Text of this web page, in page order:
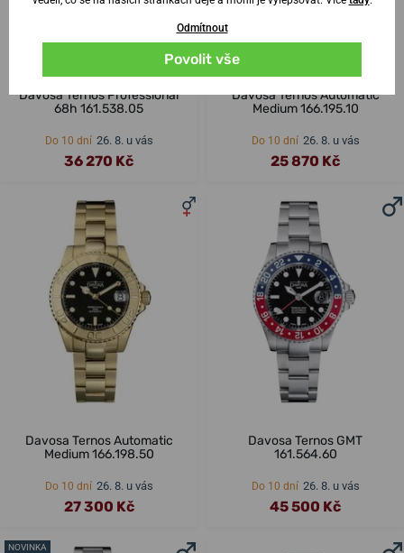
Davosa Ternos Professional
68h 161.538.05
Do 10 dní 26. 8. u vás
36 270 Kč
Davosa Ternos Automatic
Medium 166.195.10
Do 10 dní 26. 8. u vás
25 870 Kč
Davosa Ternos Automatic
Medium 166.198.50
Do 10 dní 26. 8. u vás
27 300 Kč
Davosa Ternos GMT
161.564.60
Do 10 dní 26. 8. u vás
45 500 Kč
NOVINKA
Odmítnout
Povolit vše